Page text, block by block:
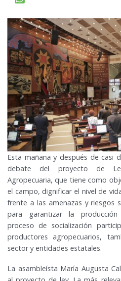
AGENDA
Esta mañana y después de casi
debate del proyecto de
Agropecuaria, que tiene como
el campo, dignificar el nivel de
frente a las amenazas y riesgos
para garantizar la
proceso de socialización
productores agropecuarios,
sector y entidades estatales.
La asambleísta María Augusta